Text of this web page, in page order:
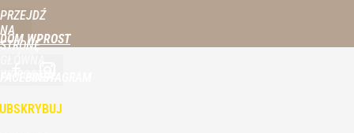
PRZEJDŹ
NA
STRONĘ
DOM WPROST